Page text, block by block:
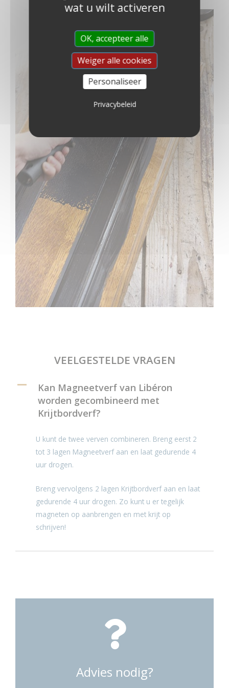
VEELGESTELDE VRAGEN
A
Kan Magneetverf van Libéron
worden gecombineerd met
Krijtbordverf?
U kunt de twee verven combineren. Breng eerst 2
tot 3 lagen Magneetverf aan en laat gedurende 4
uur drogen.
Breng vervolgens 2 lagen Krijtbordverfaan en laat
gedurende 4 uur drogen. Zo kunt u er tegelijk
magneten op aanbrengen en met krijt op
schrijven!
Advies nodig?
wat u wilt activeren
OK, accepteer alle
Weiger alle cookies
Personaliseer
Privacybeleid